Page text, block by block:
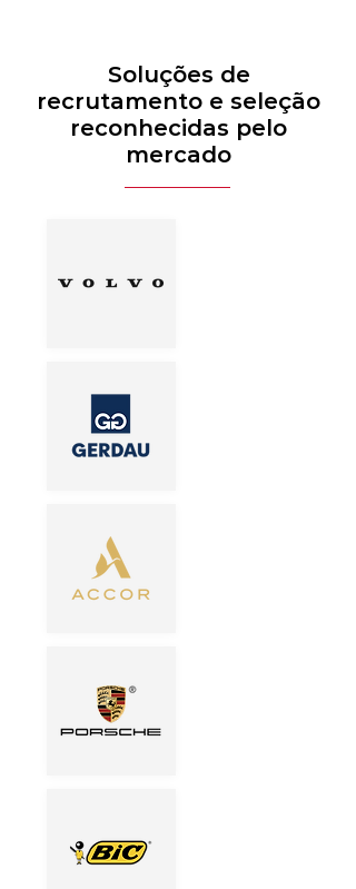
Soluções de
recrutamento e seleção
reconhecidas pelo
mercado